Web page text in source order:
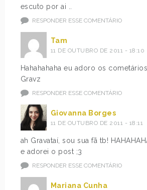
escuto por ai ..
RESPONDER ESSE COMENTÁRIO
Tam
11 DE OUTUBRO DE 2011 - 18:10
Hahahahaha eu adoro os
Gravz
RESPONDER ESSE COMENTÁRIO
Giovanna Borges
11 DE OUTUBRO DE 2011 - 18:11
ah Gravataí, sou sua fã tb!
e adorei o post ;3
RESPONDER ESSE COMENTÁRIO
Mariana Cunha